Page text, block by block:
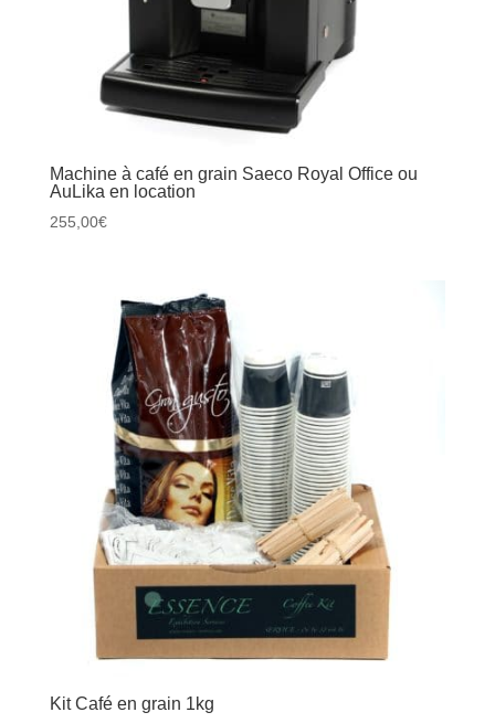
Machine à café en grain Saeco Royal Office ou
AuLika en location
255,00€
Kit Café en grain 1kg